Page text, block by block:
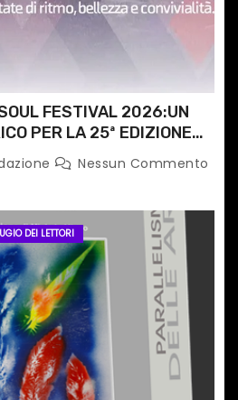
FESTIVAL 2026:UN
PER LA 25ª EDIZIONE
UNESCONessun Commento
DEI LETTORI